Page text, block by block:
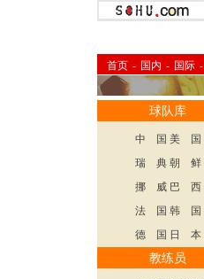
首页 - 国内 - 国际 -
球队库
中 国 美 国
瑞 典 朝 鲜
挪 威 巴 西
法 国 韩 国
德 国 日 本
教练员